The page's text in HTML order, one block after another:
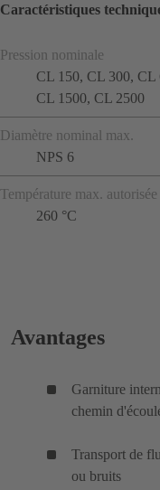
Caractéristiques
Pression nominale
CL 150, CL 300, CL
CL 1500, CL 2500
Diamètre nominal max.
NPS 6
Température max.
260 °C
Avantages
Garniture
chemin
Transport de
ou bruits